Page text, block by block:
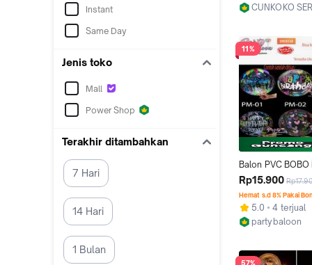
Instant
Same Day
Jenis toko
Mall
Power Shop
Terakhir ditambahkan
7 Hari
14 Hari
1 Bulan
CUNKOKO
11%
Balon PVC
Happy Birthday
20 inch satuan
Plastik
Rp15.900
Hemat s.d 8% Pakai
5.0
4 terjual
partybaloon
57%